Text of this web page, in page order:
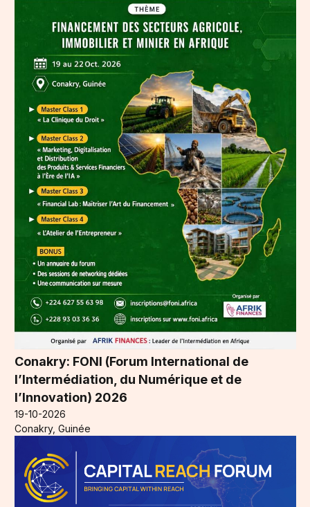
Conakry: FONI (Forum International de
l’Intermédiation, du Numérique et de
l’Innovation) 2026
19-10-2026
Conakry, Guinée